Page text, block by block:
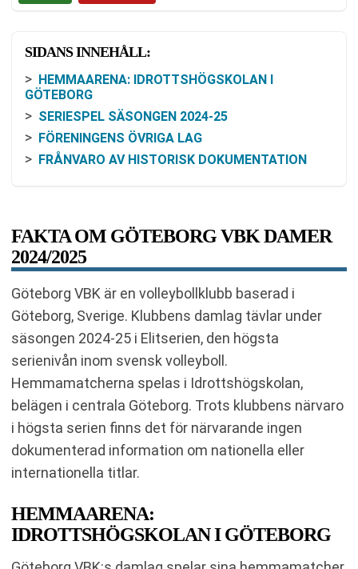
SIDANS INNEHÅLL:
HEMMAARENA: IDROTTSHÖGSKOLAN I
GÖTEBORG
SERIESPEL SÄSONGEN 2024-25
FÖRENINGENS ÖVRIGA LAG
FRÅNVARO AV HISTORISK DOKUMENTATION
FAKTA OM GÖTEBORG VBK DAMER
2024/2025
Göteborg VBK är en volleybollklubb baserad i
Göteborg, Sverige. Klubbens damlag tävlar under
säsongen 2024-25 i Elitserien, den högsta
serienivån inom svensk volleyboll.
Hemmamatcherna spelas i Idrottshögskolan,
belägen i centrala Göteborg. Trots klubbens närvaro
i högsta serien finns det för närvarande ingen
dokumenterad information om nationella eller
internationella titlar.
HEMMAARENA:
IDROTTSHÖGSKOLAN I GÖTEBORG